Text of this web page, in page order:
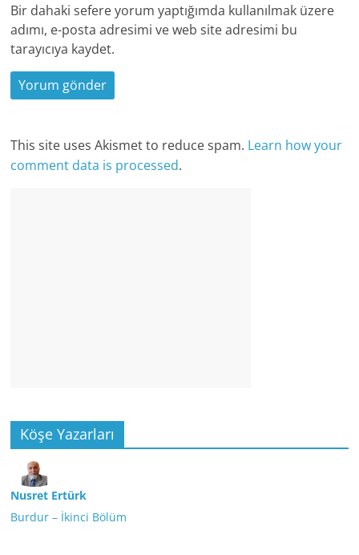
Bir dahaki sefere yorum yaptığımda kullanılmak üzere
adımı, e-posta adresimi ve web site adresimi bu
tarayıcıya kaydet.
This site uses Akismet to reduce spam. Learn how your
comment data is processed.
Köşe Yazarları
Nusret Ertürk
Burdur – İkinci Bölüm